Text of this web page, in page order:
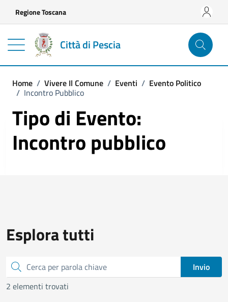
Regione Toscana
Città di Pescia
Home / Vivere Il Comune / Eventi / Evento Politico
/ Incontro Pubblico
Tipo di Evento:
Incontro pubblico
Esplora tutti
Cerca
Invio
2 elementi trovati